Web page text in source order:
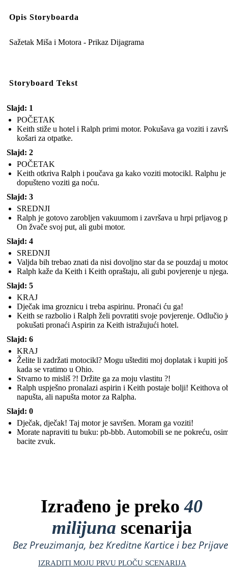
Opis Storyboarda
Sažetak Miša i Motora - Prikaz Dijagrama
Storyboard Tekst
Slajd: 1
POČETAK
Keith stiže u hotel i Ralph primi motor. Pokušava ga voziti i
košari za otpatke.
Slajd: 2
POČETAK
Keith otkriva Ralph i poučava ga kako voziti motocikl. Ralphu je
dopušteno voziti ga noću.
Slajd: 3
SREDNJI
Ralph je gotovo zarobljen vakuumom i završava u hrpi prljavog
On žvače svoj put, ali gubi motor.
Slajd: 4
SREDNJI
Valjda bih trebao znati da nisi dovoljno star da se pouzdaj u
Ralph kaže da Keith i Keith opraštaju, ali gubi povjerenje u njega.
Slajd: 5
KRAJ
Dječak ima groznicu i treba aspirinu. Pronaći ću ga!
Keith se razbolio i Ralph želi povratiti svoje povjerenje. Odlučio
pokušati pronaći Aspirin za Keith istražujući hotel.
Slajd: 6
KRAJ
Želite li zadržati motocikl? Mogu uštediti moj doplatak i kupiti
kada se vratimo u Ohio.
Stvarno to misliš ?! Držite ga za moju vlastitu ?!
Ralph uspješno pronalazi aspirin i Keith postaje bolji! Keithova
napušta, ali napušta motor za Ralpha.
Slajd: 0
Dječak, dječak! Taj motor je savršen. Moram ga voziti!
Morate napraviti tu buku: pb-bbb. Automobili se ne pokreću,
bacite zvuk.
Izrađeno je preko40
milijuna scenarija
Bez Preuzimanja, bez Kreditne Kartice i bez
IZRADITI MOJU PRVU PLOČU SCENARIJA